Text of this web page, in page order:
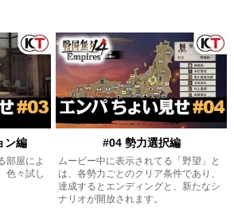
ン編
部屋によ
色々試し
#04 勢力選択編
ムービー中に表示されてる「野望」と
は、各勢力ごとのクリア条件であり、
達成するとエンディングと、新たなシ
ナリオが開放されます。